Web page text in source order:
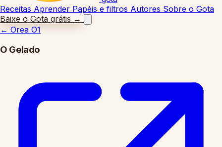
Receitas Aprender Papéis e filtros Autores Sobre o Gota
Baixe o Gota grátis →
← Orea O1
O Gelado